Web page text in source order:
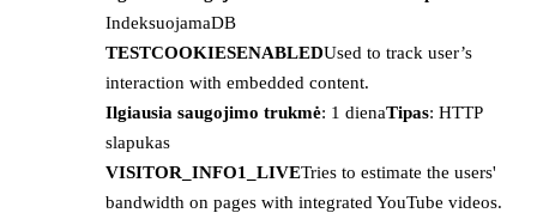
IndeksuojamaDB
TESTCOOKIESENABLEDUsed to track user’s
interaction with embedded content.
Ilgiausia saugojimo trukmė: 1 dienaTipas: HTTP
slapukas
VISITOR_INFO1_LIVETries to estimate the users'
bandwidth on pages with integrated YouTube videos.